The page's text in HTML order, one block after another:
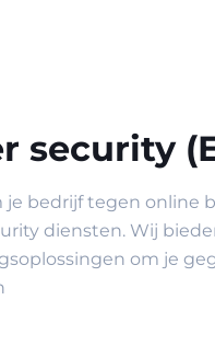
security
je bedrijf tegen online
diensten. Wij
om je